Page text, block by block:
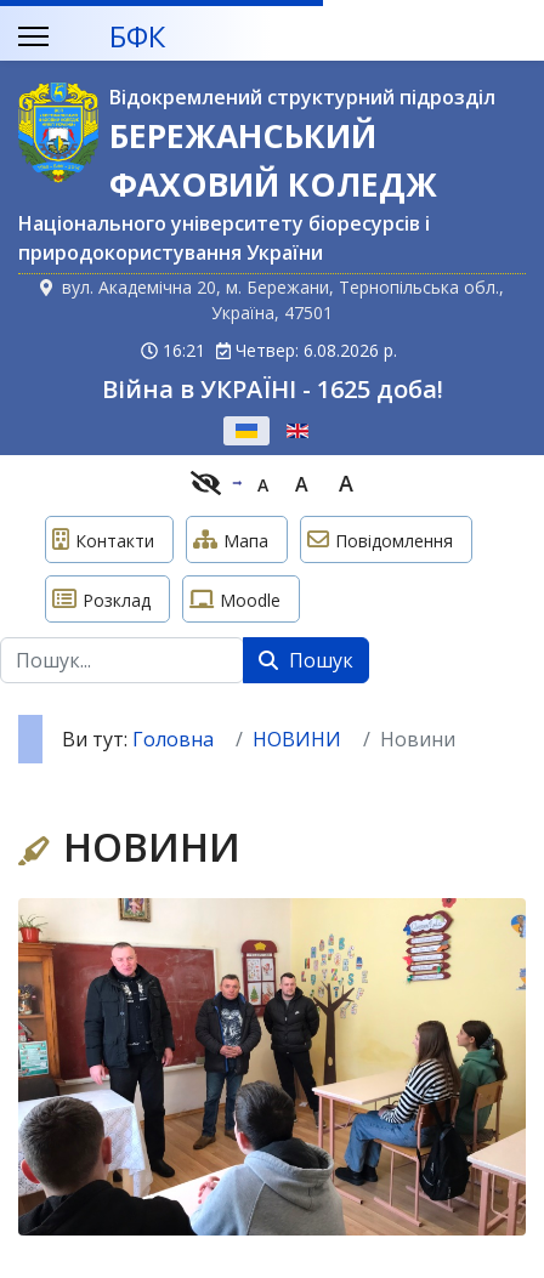
БФК
Відокремлений структурний підрозділ
БЕРЕЖАНСЬКИЙ
ФАХОВИЙ КОЛЕДЖ
Національного університету біоресурсів і
природокористування України
вул. Академічна 20, м. Бережани, Тернопільська обл.,
Україна, 47501
16:22
Четвер: 6.08.2026 р.
Війна в УКРАЇНІ - 1625 доба!
A A A
Контакти Мапа Повідомлення
Розклад Moodle
Пошук Пошук
Ви тут: Головна НОВИНИ Новини
НОВИНИ